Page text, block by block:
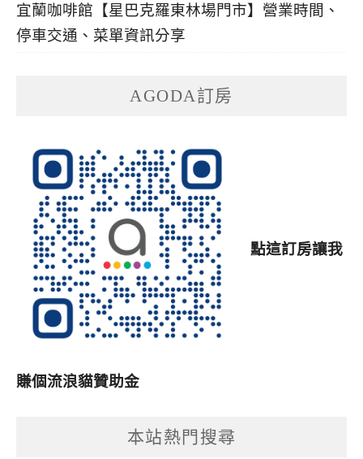
宜蘭咖啡館【星巴克羅東林場門市】營業時間、
停車交通、菜單資訊分享
AGODA訂房
點這訂房讓我
賺個流浪貓贊助金
本站熱門搜尋